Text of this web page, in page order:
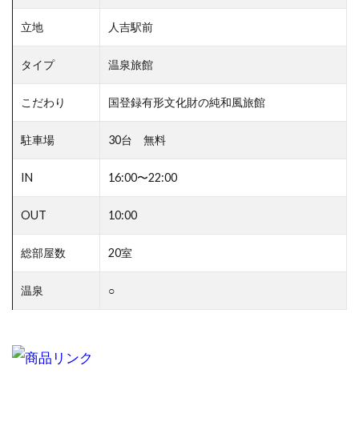
立地 人吉駅前
タイプ 温泉旅館
こだわり 国登録有形文化財の純和風旅館
駐車場 30台 無料
IN 16:00〜22:00
OUT 10:00
総部屋数 20室
温泉 ○